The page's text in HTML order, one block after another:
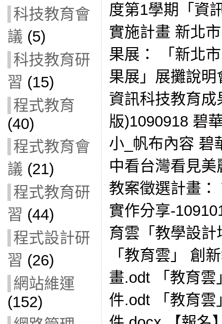
科技教育會
議 (5)
科技教育研
習 (15)
程式教育
(40)
程式教育會
議 (21)
程式教育研
習 (44)
程式設計研
習 (26)
網站維運
(152)
度第1學期「資
實施計畫 新北
果展： 「新北
果展」展攤說
資訊科技教育
版)1090918 碧
小_帆布內容 碧
中看台灣看見
教案徵選計畫
實作分享-
育雲「教學設計
「教育雲」 創
畫.odt 「教育雲
件.odt 「教育雲